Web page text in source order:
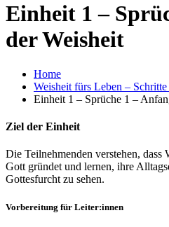
Einheit 1 –
der Weisheit
Home
Weisheit fürs Leben –
Einheit 1 – Sprüche 1 –
Ziel der Einheit
Die Teilnehmenden verstehen,
Gott gründet und lernen, ihre
Gottesfurcht zu sehen.
Vorbereitung für Leiter:innen